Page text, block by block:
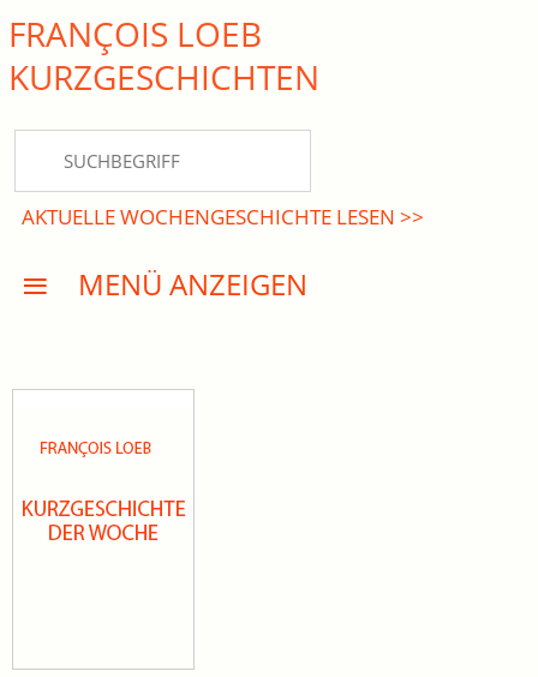
close Submenü
KURZGESCHICHTEN
DREISATZROMANE
PRESSE
FRANÇOIS LOEB
KURZ­GESCHICHTEN
AKTUELLE WOCHENGESCHICHTE LESEN >>
MENÜ ANZEIGEN